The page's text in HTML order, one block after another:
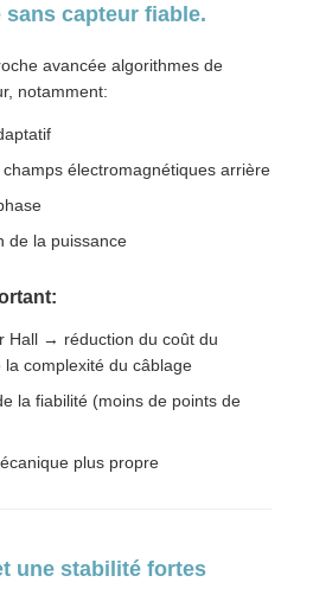
capteur fiable.
avancée algorithmes de
notamment:
électromagnétiques arrière
de la puissance
Hall → réduction du coût du
la complexité du câblage
la fiabilité (moins de points de
plus propre
une stabilité fortes